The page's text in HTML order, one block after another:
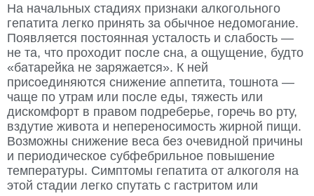
На начальных стадиях признаки алкогольного
гепатита легко принять за обычное недомогание.
Появляется постоянная усталость и слабость —
не та, что проходит после сна, а ощущение, будто
«батарейка не заряжается». К ней
присоединяются снижение аппетита, тошнота —
чаще по утрам или после еды, тяжесть или
дискомфорт в правом подреберье, горечь во рту,
вздутие живота и непереносимость жирной пищи.
Возможны снижение веса без очевидной причины
и периодическое субфебрильное повышение
температуры. Симптомы гепатита от алкоголя на
этой стадии легко спутать с гастритом или